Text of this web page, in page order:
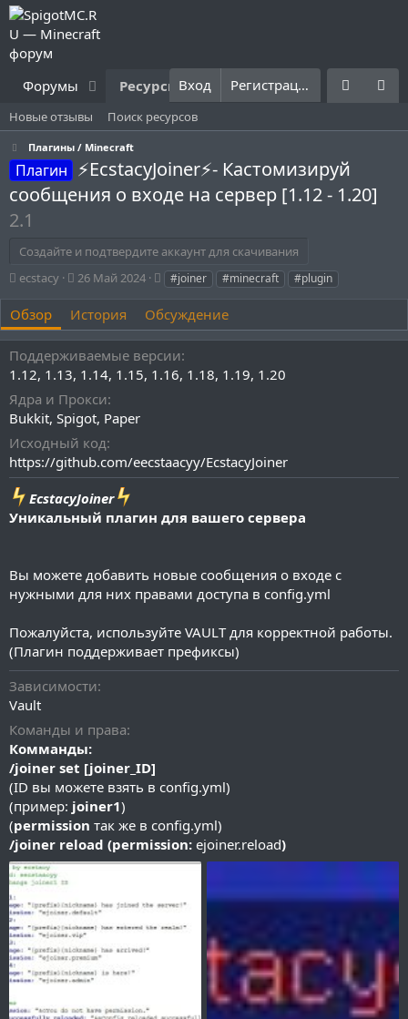
Форумы Ресурсы Что нового? Правила
Вход Регистрация
Новые отзывы Поиск ресурсов
Плагины / Minecraft
Плагин ⚡️EcstacyJoiner⚡️- Кастомизируй
сообщения о входе на сервер [1.12 - 1.20]
2.1
Создайте и подтвердите аккаунт для скачивания
А
т
о
р
ecstacy
Д
т
а
с
о
з
а
н
и
я
26 Май 2024
Т
г
и
#joiner #minecraft #plugin
Обзор История Обсуждение
Поддерживаемые версии
1.12 1.13 1.14 1.15 1.16 1.18 1.19 1.20
Ядра и Прокси
Bukkit Spigot Paper
Исходный код
https://github.com/eecstaacyy/EcstacyJoiner
EcstacyJoiner
Уникальный плагин для вашего сервера
Вы можете добавить новые сообщения о входе с
нужными для них правами доступа в config.yml
Пожалуйста, используйте VAULT для корректной работы.
(Плагин поддерживает префиксы)
Зависимости
Vault
Команды и права
Комманды:
/joiner set [joiner_ID]
(ID вы можете взять в config.yml)
(пример: joiner1)
(permission так же в config.yml)
/joiner reload (permission: ejoiner.reload)